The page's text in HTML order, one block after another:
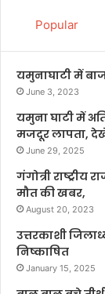
Popular
यमुनाघाटी में
June 3, 2023
यमुना घाटी में
मजदूर लापता,
June 29, 2025
गंगोत्री
मौत की खबर,
August 20, 2023
उत्तरकाशी
निष्काषित
January 15, 2025